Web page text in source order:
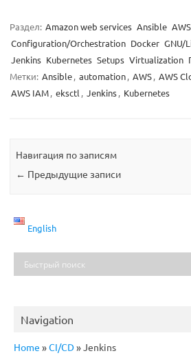
Раздел: Amazon web services Ansible
Configuration/Orchestration Docker GNU/
Jenkins Kubernetes Setups Virtualization
Метки: Ansible, automation, AWS, AWS
AWS IAM, eksctl , Jenkins, Kubernetes
Навигация по записям
← Предыдущие записи
English
Navigation
Home »CI/CD»Jenkins